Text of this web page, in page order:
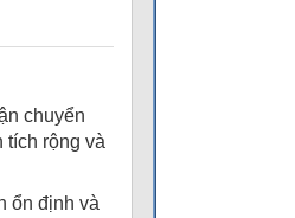
chuyển
tích rộng và
ổn định và